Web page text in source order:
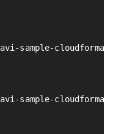
sample-
sample-